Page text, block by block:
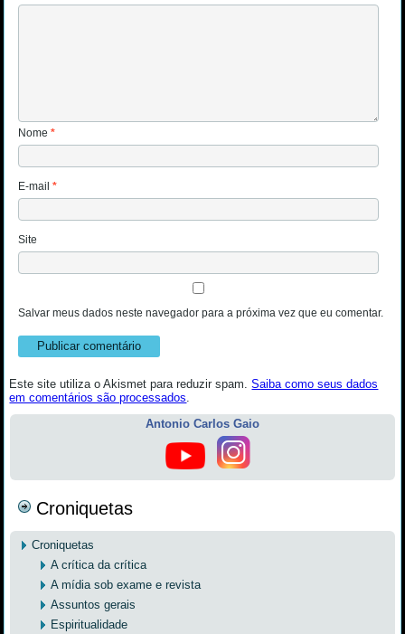
Nome*
E-mail*
Site
Salvar meus dados neste navegador para a próxima vez que eu comentar.
Este site utiliza o Akismet para reduzir spam.Saiba como seus dados
em comentários são processados
Antonio Carlos Gaio
Croniquetas
Croniquetas
A crítica da crítica
A mídia sob exame e revista
Assuntos gerais
Espiritualidade